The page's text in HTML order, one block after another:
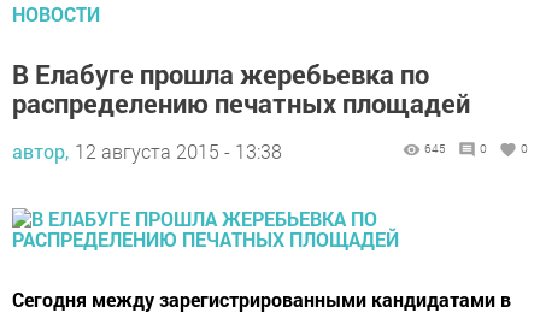
НОВОСТИ
В Елабуге прошла жеребьевка по
распределению печатных площадей
автор, 12 августа 2015 - 13:38 645 0 0
Сегодня между зарегистрированными кандидатами в